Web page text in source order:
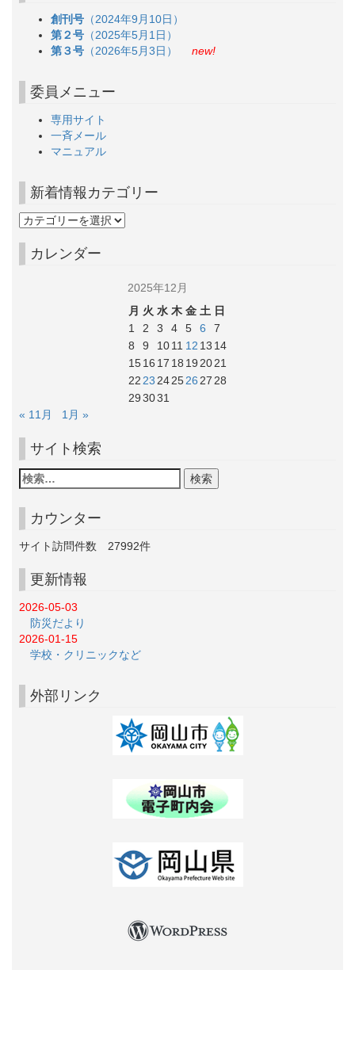
創刊号 （2024年9月10日）
第２号 （2025年5月1日）
第３号 （2026年5月3日） new!
委員メニュー
専用サイト
一斉メール
マニュアル
新着情報カテゴリー
カレンダー
2025年12月
月 火 水 木 金 土 日
1
2 3 4 5 6
7
8
9 1011 12 13 14
1516 17 18 192021
22232425262728
293031
« 11月
1月 »
サイト検索
カウンター
サイト訪問件数 27992件
更新情報
2026-05-03
防災だより
2026-01-15
学校・クリニックなど
外部リンク